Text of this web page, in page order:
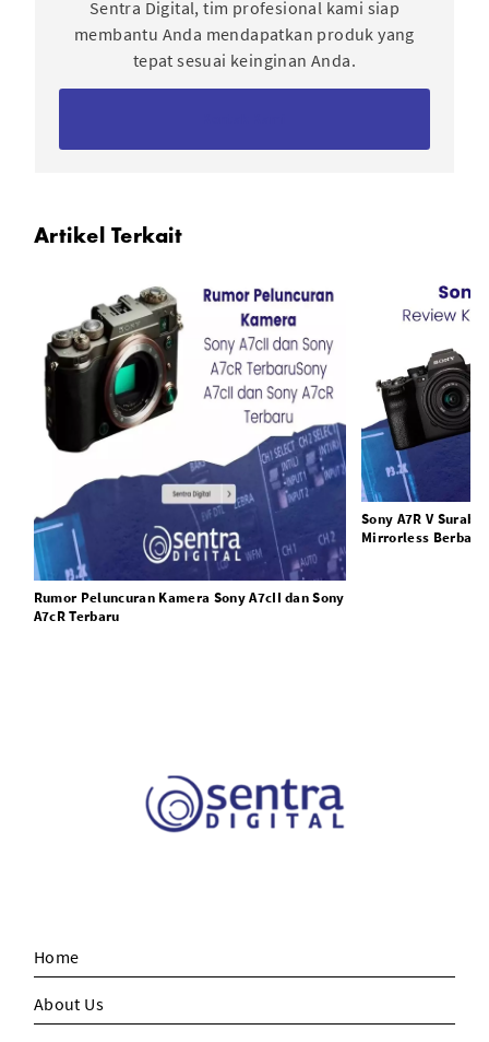
Sentra Digital, tim profesional kami siap
membantu Anda mendapatkan produk yang
tepat sesuai keinginan Anda.
Artikel Terkait
Rumor Peluncuran Kamera Sony A7cII dan Sony
A7cR Terbaru
Sony A7R V
Mirrorless
Home
About Us